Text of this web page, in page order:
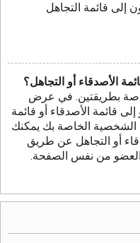
إلى قائمة التجاهل
الأصدقاء أو التجاهل؟
بطريقتين. في عرض
قائمة الأصدقاء أو قائمة
الشخصية الخاصة بك يمكنك
أو التجاهل عن طريق
العضو من نفس الصفحة.